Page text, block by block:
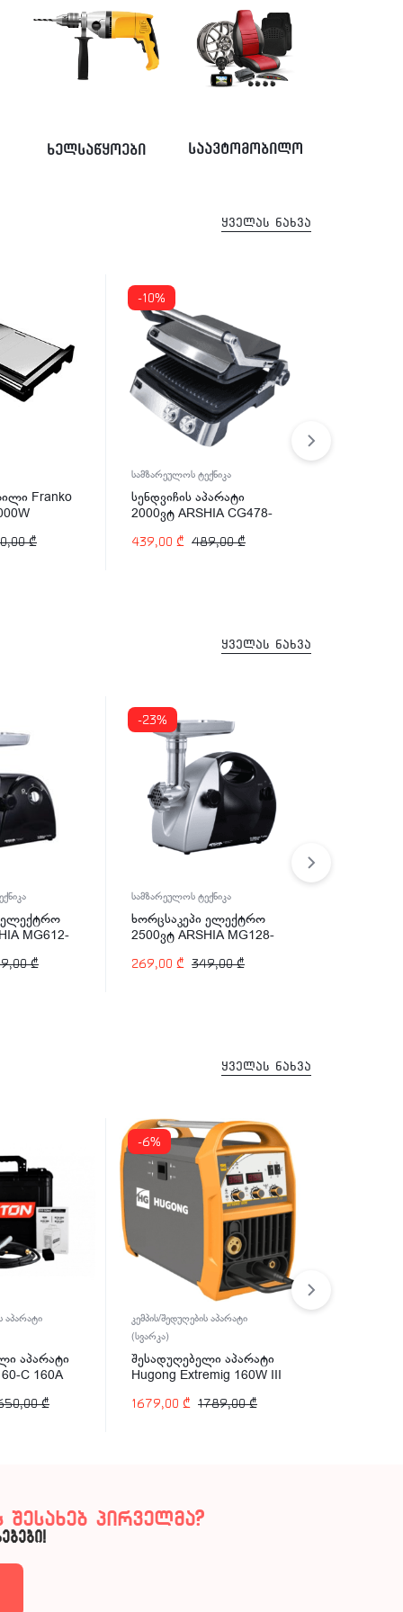
ხელსაწყოები საავტომობილო
ყველას ნახვა
Franko
₾
-10%
სამზარეულოს ტექნიკა
სენდვიჩის აპარატი
2000ვტ ARSHIA CG478-
489,00₾
439,00 ₾
ყველას ნახვა
ელექტრო
MG612-
₾
-23%
სამზარეულოს ტექნიკა
ხორცსაკეპი ელექტრო
2500ვტ ARSHIA MG128-
349,00₾
269,00 ₾
ყველას ნახვა
აპარატი
აპარატი
C 160A
₾
-6%
კემპის/შედუღების აპარატი
(სვარკა)
შესადუღებელი აპარატი
Hugong Extremig 160W III
1789,00₾
1679,00 ₾
პირველმა?